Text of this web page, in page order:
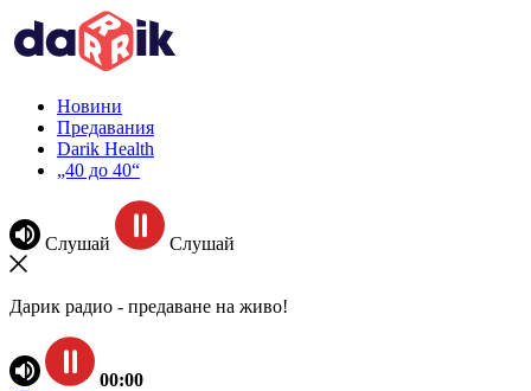
Новини
Предавания
Darik Health
„40 до 40“
Слушай Слушай
Дарик радио - предаване на живо!
00:00